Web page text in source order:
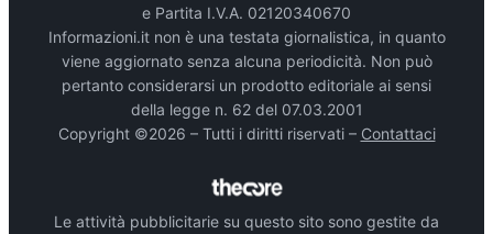
e Partita I.V.A. 02120340670
Informazioni.it non è una testata giornalistica, in quanto
viene aggiornato senza alcuna periodicità. Non può
pertanto considerarsi un prodotto editoriale ai sensi
della legge n. 62 del 07.03.2001
Copyright ©2026 – Tutti i diritti riservati – Contattaci
Le attività pubblicitarie su questo sito sono gestite da